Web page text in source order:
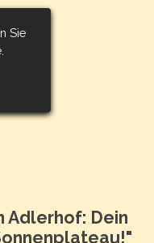
Sie
Adlerhof: Dein